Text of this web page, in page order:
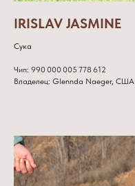
IRISLAV JASMINE
Сука
Чип: 990 000 005 778 612
Владелец: Glennda Naeger, США